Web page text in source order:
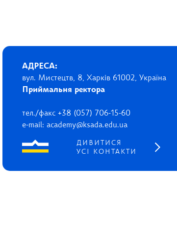
АДРЕСА:
вул. Мистецтв, 8, Харків 61002, Україна
Приймальня ректора
тел./факс +38 (057) 706-15-60
e-mail: academy@ksada.edu.ua
ДИВИТИСЯ
УСІ КОНТАКТИ